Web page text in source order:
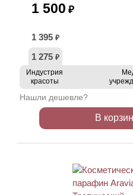
1 500 ₽
1 395 ₽
1 275 ₽
Индустрия
красоты
Нашли дешевле?
В